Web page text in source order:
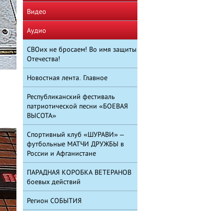
Видео
Аудио
СВОих не бросаем! Во имя защиты
Отечества!
Новостная лента. Главное
Республиканский фестиваль
патриотической песни «БОЕВАЯ
ВЫСОТА»
Спортивный клуб «ШУРАВИ» –
футбольные МАТЧИ ДРУЖБЫ в
России и Афганистане
ПАРАДНАЯ КОРОБКА ВЕТЕРАНОВ
боевых действий
Регион СОБЫТИЯ